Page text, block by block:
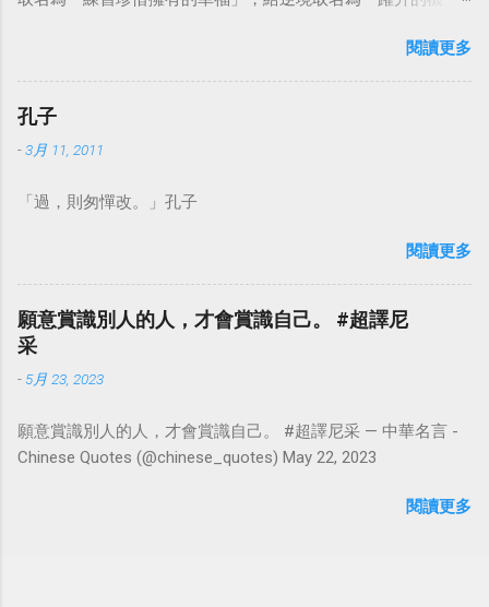
點看事情，就不會覺得活著是一件沉重的事。#超譯尼采 — 中
華名言 - Chinese Quotes (@chinese_quotes) May 23, 2023
閱讀更多
孔子
-3月 11, 2011
「過，則匆憚改。」孔子
閱讀更多
願意賞識別人的人，才會賞識自己。 #超譯尼
采
- 5月 23, 2023
願意賞識別人的人，才會賞識自己。 #超譯尼采 — 中華名言 -
Chinese Quotes (@chinese_quotes) May 22, 2023
閱讀更多